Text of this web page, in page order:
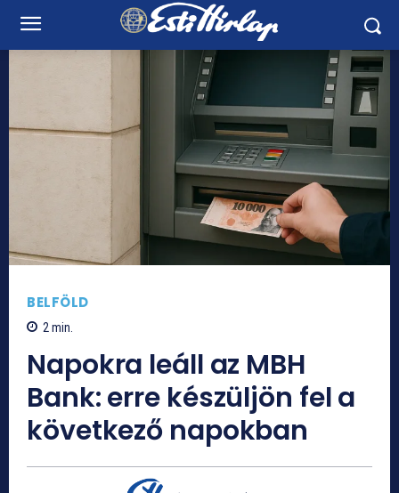
BELFÖLD
2min.
Napokra leáll az MBH
Bank: erre készüljön fel a
következő napokban